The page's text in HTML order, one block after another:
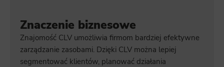
Znaczenie biznesowe
Znajomość CLV umożliwia firmom bardziej efektywne
zarządzanie zasobami. Dzięki CLV można lepiej
segmentować klientów, planować działania